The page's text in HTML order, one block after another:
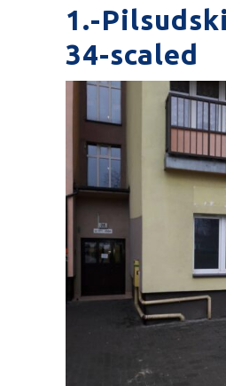
1.-
34-scaled